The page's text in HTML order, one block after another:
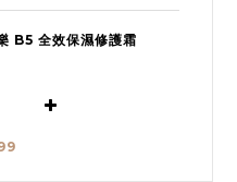
B5 全效保濕修護霜